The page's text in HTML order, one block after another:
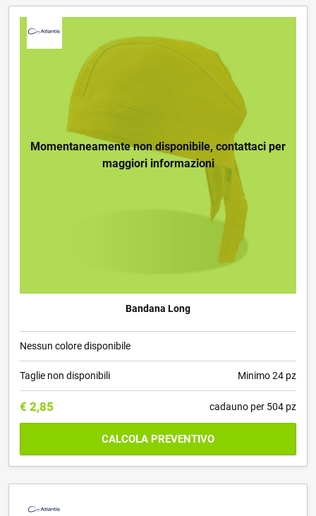
Momentaneamente non disponibile, contattaci per
maggiori informazioni
Bandana Long
Nessun colore disponibile
Taglie non disponibili Minimo 24 pz
€ 2,85 cadauno per 504 pz
CALCOLA PREVENTIVO